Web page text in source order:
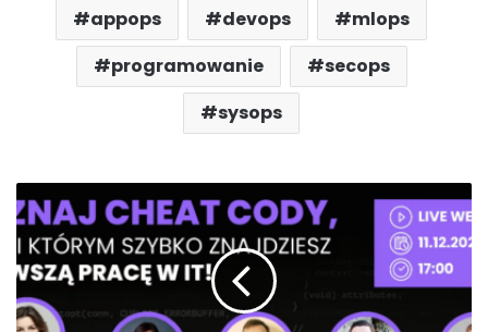
appops devops
mlops
programowanie
secops
sysops